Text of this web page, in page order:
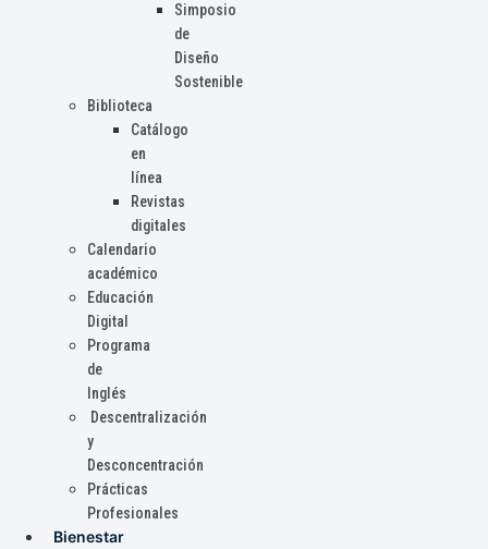
Simposio
de
Diseño
Sostenible
Biblioteca
Catálogo
en
línea
Revistas
digitales
Calendario
académico
Educación
Digital
Programa
de
Inglés
Descentralización
y
Desconcentración
Prácticas
Profesionales
Bienestar